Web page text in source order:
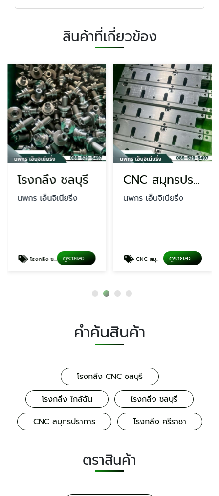
สินค้าที่เกี่ยวข้อง
โรงกลึง ชลบุรี
นพกร เอ็นจิเนียริ่ง
โรงกลึง ชลบุรี ดูรายละเอียด
CNC สมุทรปราการ
นพกร เอ็นจิเนียริ่ง
CNC สมุทรปราการ ดูรายละเอียด
คำค้นสินค้า
โรงกลึง CNC ชลบุรี
โรงกลึง ใกล้ฉัน
โรงกลึง ชลบุรี
CNC สมุทรปราการ
โรงกลึง ศรีราชา
ตราสินค้า